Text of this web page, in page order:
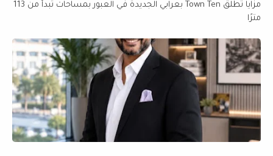
مزايا تطلق Town Ten بعرابي الجديدة في العبور بمساحات تبدأ من 113
مترًا